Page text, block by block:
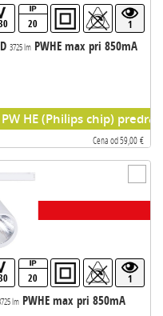
20 1
3725 lmPWHE max pri 850mA
HE (Philips chip)
Cena od 59,00 €
20 1
lmPWHE max pri 850mA